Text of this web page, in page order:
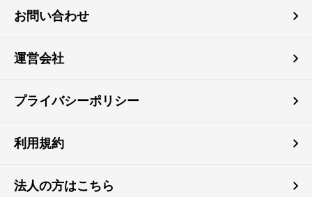
お問い合わせ
運営会社
プライバシーポリシー
利用規約
法人の方はこちら